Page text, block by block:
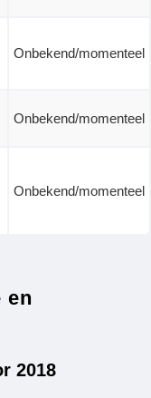
Onbekend/momenteel
Onbekend/momenteel
Onbekend/momenteel
en
2018